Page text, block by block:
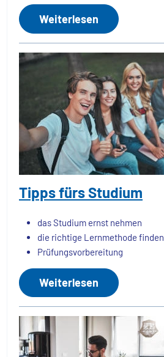
Weiterlesen
Tipps fürs Studium
das Studium ernst nehmen
die richtige Lernmethode finden
Prüfungsvorbereitung
Weiterlesen